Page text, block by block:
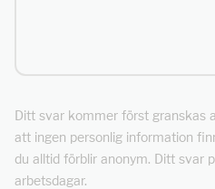
Ditt svar kommer först granskas
att ingen personlig information
du alltid förblir anonym. Ditt svar
arbetsdagar.